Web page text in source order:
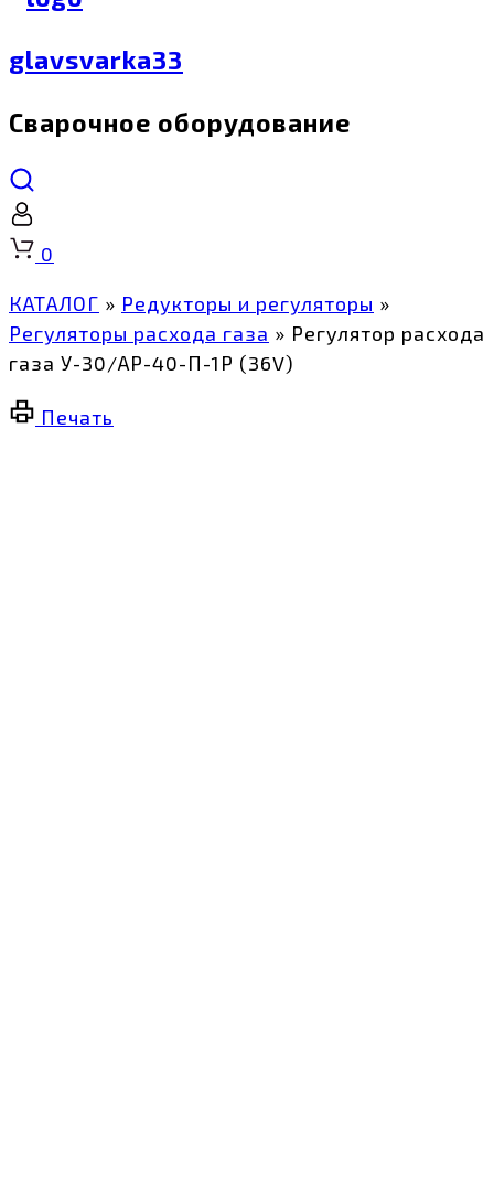
glavsvarka33
Сварочное оборудование
Корзина
0
КАТАЛОГ » Редукторы и регуляторы »
Регуляторы расхода газа » Регулятор расхода
газа У-30/АР-40-П-1Р (36V)
Печать